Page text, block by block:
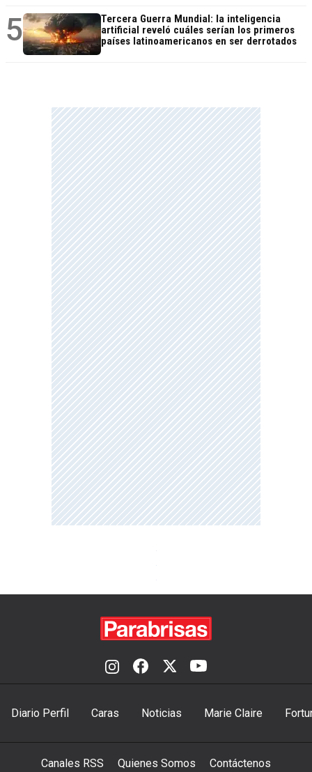
5
Tercera Guerra Mundial: la inteligencia
artificial reveló cuáles serían los primeros
países latinoamericanos en ser derrotados
Diario Perfil Caras Noticias Marie Claire
Canales RSS Quienes Somos Contáctenos